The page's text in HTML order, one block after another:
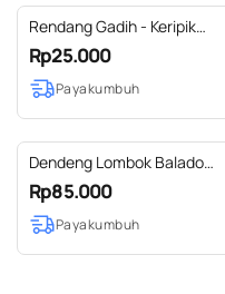
Rendang Gadih - Keripik
Talas DETALAS 100g
Rp25.000
Payakumbuh
Dendeng Lombok Balado
250 gram
Rp85.000
Payakumbuh